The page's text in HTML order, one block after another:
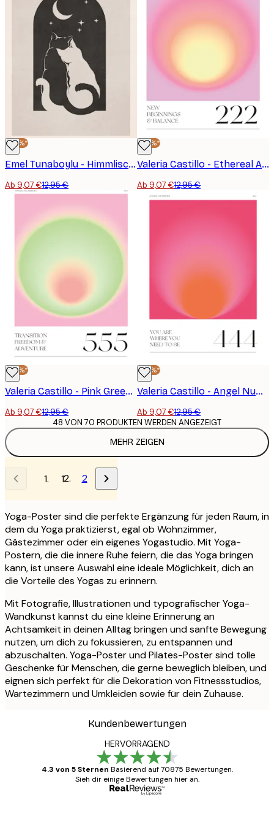
-30%*
Emel Tunaboylu - Himmlische Begleiter Poster
Ab 9,07 €12,95 €
-30%*
Valeria Castillo - Ethereal Aura Glow Poster
Ab 9,07 €12,95 €
-30%*
Valeria Castillo - Pink Green Aura Gradient Poster
Ab 9,07 €12,95 €
-30%*
Valeria Castillo - Angel Number 444 Glow Poster
Ab 9,07 €12,95 €
MEHR ZEIGEN
48 VON 70 PRODUKTEN WERDEN ANGEZEIGT
1 2
Yoga-Poster sind die perfekte Ergänzung für jeden Raum, in
dem du Yoga praktizierst, egal ob Wohnzimmer,
Gästezimmer oder ein eigenes Yogastudio. Mit Yoga-
Postern, die die innere Ruhe feiern, die das Yoga bringen
kann, ist unsere Auswahl eine ideale Möglichkeit, dich an
die Vorteile des Yogas zu erinnern.
Mit Fotografie, Illustrationen und typografischer Yoga-
Wandkunst kannst du eine kleine Erinnerung an
Achtsamkeit in deinen Alltag bringen und sanfte Bewegung
nutzen, um dich zu fokussieren, zu entspannen und
abzuschalten. Yoga-Poster und Pilates-Poster sind tolle
Geschenke für Menschen, die gerne beweglich bleiben, und
eignen sich perfekt für die Dekoration von Fitnessstudios,
Wartezimmern und Umkleiden sowie für dein Zuhause.
Kundenbewertungen
HERVORRAGEND
4.3 von 5 Sternen Basierend auf 70875 Bewertungen.
Sieh dir einige Bewertungen hier an.